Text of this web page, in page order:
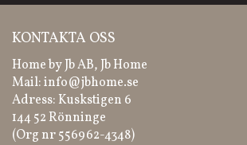
KONTAKTA OSS
Home by Jb AB, Jb Home
Mail:info@jbhome.se
Adress: Kuskstigen 6
144 52 Rönninge
(Org nr 556962-4348)